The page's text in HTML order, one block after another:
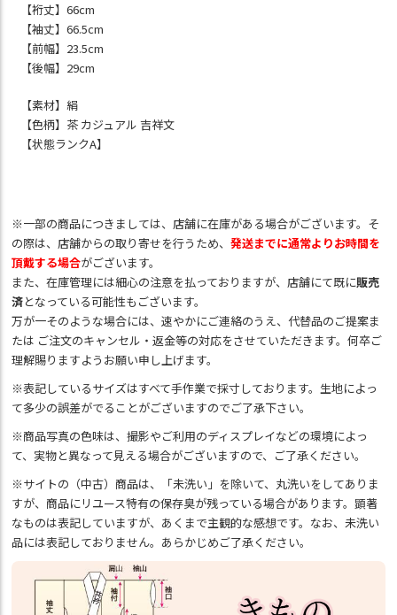
【裄丈】66cm
【袖丈】66.5cm
【前幅】23.5cm
【後幅】29cm
【素材】絹
【色柄】茶 カジュアル 吉祥文
【状態ランクA】
※一部の商品につきましては、店舗に在庫がある場合がございます。そ
の際は、店舗からの取り寄せを行うため、発送までに通常よりお時間を
頂戴する場合がございます。
また、在庫管理には細心の注意を払っておりますが、店舗にて既に販売
済となっている可能性もございます。
万が一そのような場合には、速やかにご連絡のうえ、代替品のご提案ま
たは ご注文のキャンセル・返金等の対応をさせていただきます。何卒ご
理解賜りますようお願い申し上げます。
※表記しているサイズはすべて手作業で採寸しております。生地によっ
て多少の誤差がでることがございますのでご了承下さい。
※商品写真の色味は、撮影やご利用のディスプレイなどの環境によっ
て、実物と異なって見える場合がございますので、ご了承ください。
※サイトの（中古）商品は、「未洗い」を除いて、丸洗いをしてありま
すが、商品にリユース特有の保存臭が残っている場合があります。顕著
なものは表記していますが、あくまで主観的な感想です。なお、未洗い
品には表記しておりません。あらかじめご了承ください。